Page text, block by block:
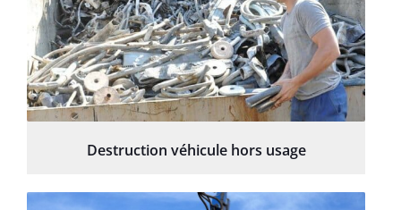
Destruction véhicule hors usage